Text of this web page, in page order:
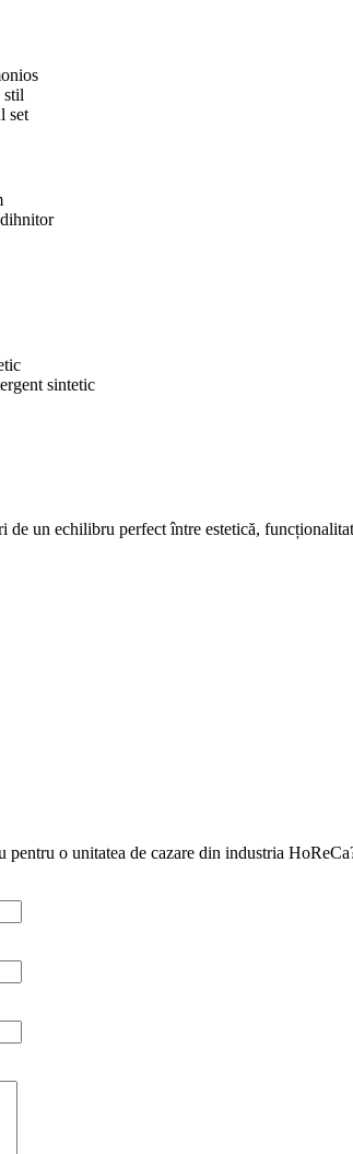
stil
set
sintetic
un echilibru perfect între estetică,
pentru o unitatea de cazare din industria